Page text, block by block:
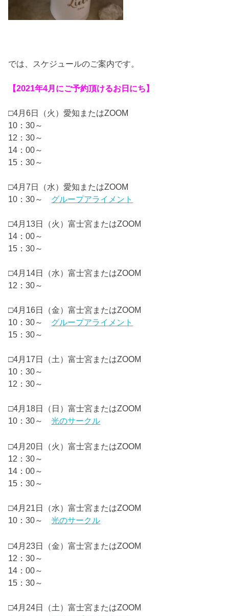
では、スケジュールのご案内です。
【2021年4月にご予約頂けるお日にち】
□4月6日（火）愛知またはZOOM
10：30～
12：30～
14：00～
15：30～
□4月7日（水）愛知またはZOOM
10：30～ グループアライメント
□4月13日（火）富士宮またはZOOM
14：00～
15：30～
□4月14日（水）富士宮またはZOOM
12：30～
□4月16日（金）富士宮またはZOOM
10：30～ グループアライメント
15：30～
□4月17日（土）富士宮またはZOOM
10：30～
12：30～
□4月18日（日）富士宮またはZOOM
10：30～光のサークル
□4月20日（火）富士宮またはZOOM
12：30～
14：00～
15：30～
□4月21日（水）富士宮またはZOOM
10：30～光のサークル
□4月23日（金）富士宮またはZOOM
12：30～
14：00～
15：30～
□4月24日（土）富士宮またはZOOM